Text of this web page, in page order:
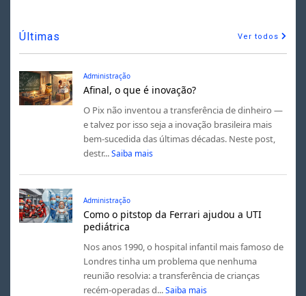
Últimas Ver todos
Administração
Afinal, o que é inovação?
O Pix não inventou a transferência de dinheiro —
e talvez por isso seja a inovação brasileira mais
bem-sucedida das últimas décadas. Neste post,
destr... Saiba mais
Administração
Como o pitstop da Ferrari ajudou a UTI
pediátrica
Nos anos 1990, o hospital infantil mais famoso de
Londres tinha um problema que nenhuma
reunião resolvia: a transferência de crianças
recém-operadas d... Saiba mais